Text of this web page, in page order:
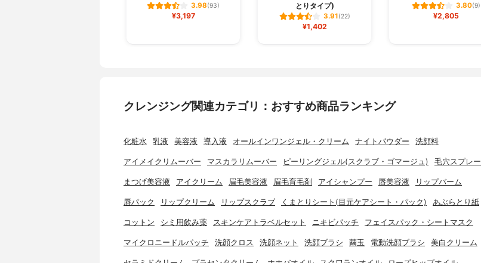
3.98(93)
¥3,197
とりタイプ)
3.91(22)
¥1,402
3.80(9)
¥2,805
クレンジング関連カテゴリ：おすすめ商品ランキング
化粧水 乳液 美容液 導入液 オールインワンジェル・クリーム ナイトパウダー 洗顔料
アイメイクリムーバー マスカラリムーバー ピーリングジェル(スクラブ・ゴマージュ) 毛穴スプレー
まつげ美容液 アイクリーム 眉毛美容液 眉毛育毛剤 アイシャンプー 唇美容液 リップバーム
唇パック リップクリーム リップスクラブ くまとりシート(目元ケアシート・パック) あぶらとり紙
コットン シミ用飲み薬 スキンケアトラベルセット ニキビパッチ フェイスパック・シートマスク
マイクロニードルパッチ 洗顔クロス 洗顔ネット 洗顔ブラシ 繭玉 電動洗顔ブラシ 美白クリーム